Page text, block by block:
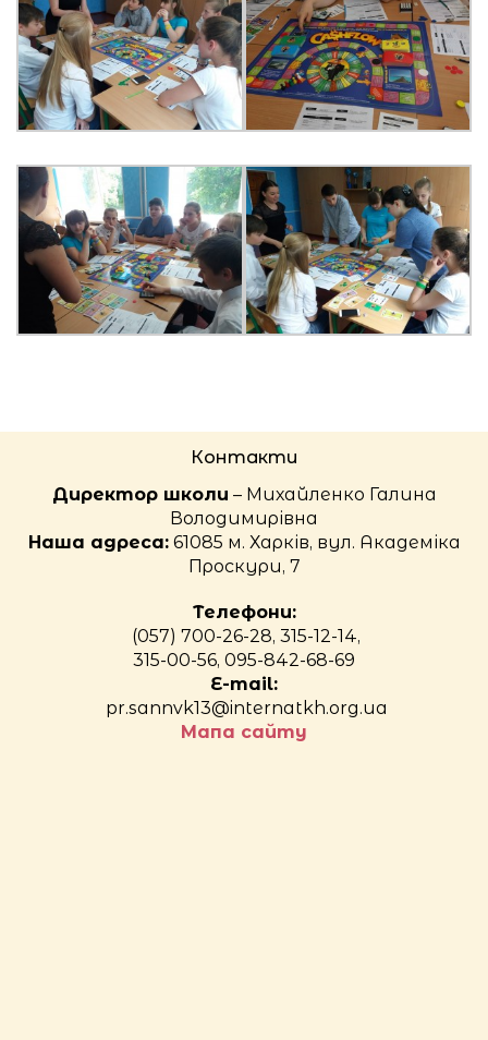
Контакти
Директор школи – Михайленко Галина
Володимирівна
Наша адреса:61085 м. Харків, вул. Академіка
Проскури, 7
Телефони:
(057) 700-26-28, 315-12-14,
315-00-56, 095-842-68-69
E-mail:
pr.sannvk13@internatkh.org.ua
Мапа сайту